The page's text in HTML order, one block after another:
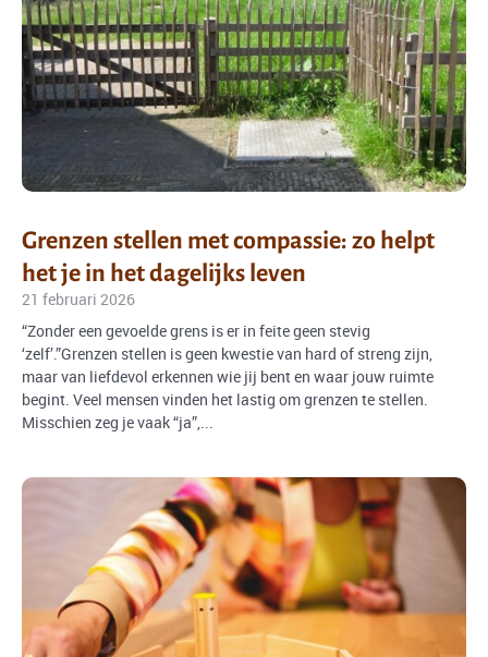
Grenzen stellen met compassie: zo helpt
het je in het dagelijks leven
21 februari 2026
“Zonder een gevoelde grens is er in feite geen stevig
‘zelf’.”Grenzen stellen is geen kwestie van hard of streng zijn,
maar van liefdevol erkennen wie jij bent en waar jouw ruimte
begint. Veel mensen vinden het lastig om grenzen te stellen.
Misschien zeg je vaak “ja”,...